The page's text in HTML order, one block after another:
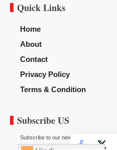
Quick Links
Home
About
Contact
Privacy Policy
Terms & Condition
Subscribe US
Subscribe to our newsletter to get our